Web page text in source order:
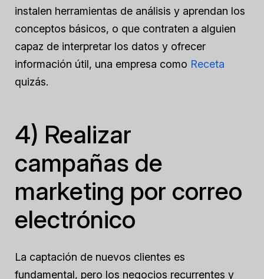
instalen herramientas de análisis y aprendan los
conceptos básicos, o que contraten a alguien
capaz de interpretar los datos y ofrecer
información útil, una empresa como Receta
quizás.
4) Realizar
campañas de
marketing por correo
electrónico
La captación de nuevos clientes es
fundamental, pero los negocios recurrentes y